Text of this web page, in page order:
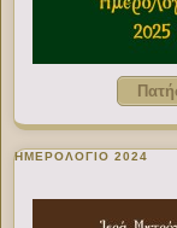
ΗΜΕΡΟΛΟΓΙΟ 2024